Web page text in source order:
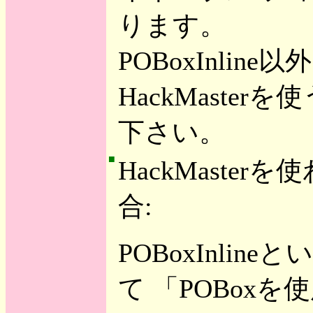
ります。
POBoxInline以
HackMasterを
下さい。
■ HackMasterを
合:
POBoxInlineと
て 「POBoxを